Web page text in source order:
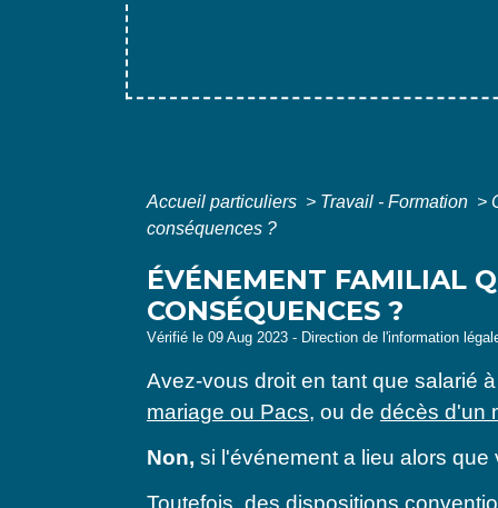
Accueil particuliers > Travail - Formation >
conséquences ?
ÉVÉNEMENT FAMILIAL
CONSÉQUENCES ?
Vérifié le 09 Aug 2023 - Direction de l'information
Avez-vous droit en tant que salarié
mariage ou Pacs, ou de décès d'un
Non, si l'événement a lieu alors